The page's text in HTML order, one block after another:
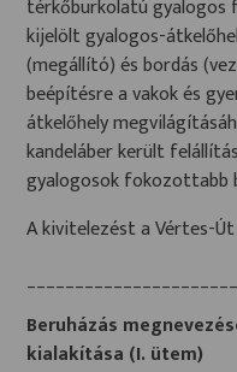
térkőburkolatú gyalogos
kijelölt gyalogos-
(megállító) és bordás
beépítésre a vakok és
átkelőhely
kandeláber került
gyalogosok fokozottabb
A kivitelezést a Vértes-
Beruházás
kialakítása (I. ütem)